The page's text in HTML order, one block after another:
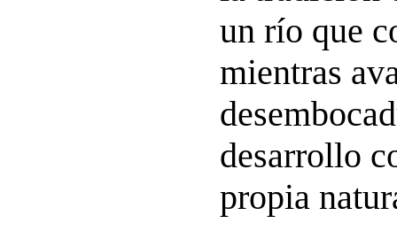
un río que
mientras
desarrollo
propia